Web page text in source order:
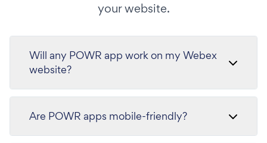
your website.
Will any POWR app work on my Webex
website?
Are POWR apps mobile-friendly?